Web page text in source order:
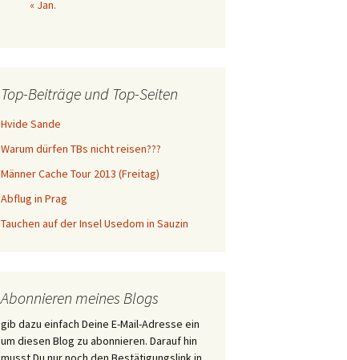
« Jan.
Top-Beiträge und Top-Seiten
Hvide Sande
Warum dürfen TBs nicht reisen???
Männer Cache Tour 2013 (Freitag)
Abflug in Prag
Tauchen auf der Insel Usedom in Sauzin
Abonnieren meines Blogs
gib dazu einfach Deine E-Mail-Adresse ein
um diesen Blog zu abonnieren. Darauf hin